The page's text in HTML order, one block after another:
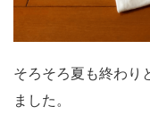
そろそろ夏も終わり
ました。